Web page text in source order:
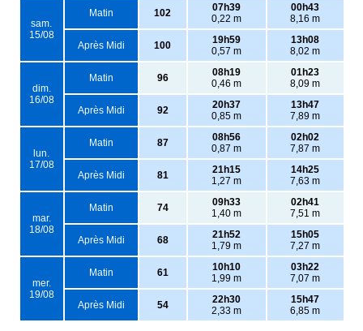
sam.
15/08
Matin 102
07h39
0,22 m
00h43
8,16 m
Après Midi 100
19h59
0,57 m
13h08
8,02 m
dim.
16/08
Matin 96
08h19
0,46 m
01h23
8,09 m
Après Midi 92
20h37
0,85 m
13h47
7,89 m
lun.
17/08
Matin 87
08h56
0,87 m
02h02
7,87 m
Après Midi 81
21h15
1,27 m
14h25
7,63 m
mar.
18/08
Matin 74
09h33
1,40 m
02h41
7,51 m
Après Midi 68
21h52
1,79 m
15h05
7,27 m
mer.
19/08
Matin 61
10h10
1,99 m
03h22
7,07 m
Après Midi 54
22h30
2,33 m
15h47
6,85 m